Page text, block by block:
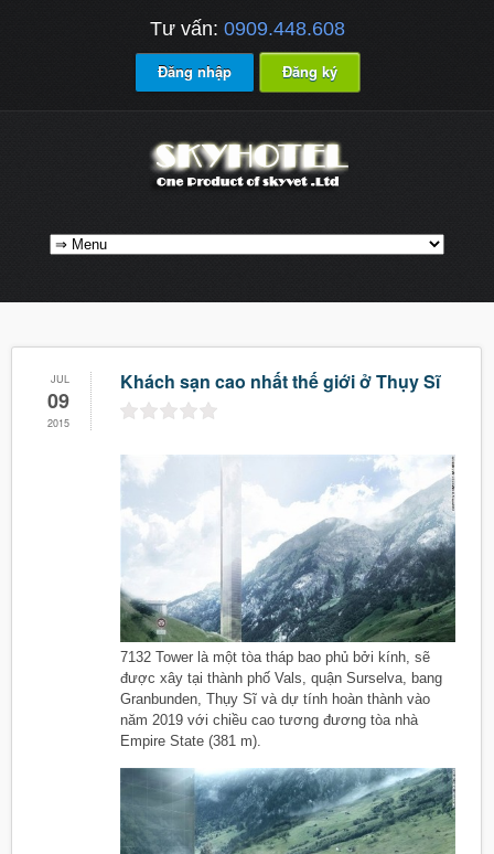
Tư vấn: 0909.448.608
Đăng nhập Đăng ký
JUL
09
2015
Khách sạn cao nhất thế giới ở Thụy Sĩ
7132 Tower là một tòa tháp bao phủ bởi kính, sẽ
được xây tại thành phố Vals, quận Surselva, bang
Granbunden, Thụy Sĩ và dự tính hoàn thành vào
năm 2019 với chiều cao tương đương tòa nhà
Empire State (381 m).